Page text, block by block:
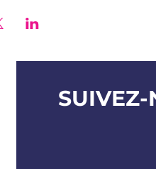
SUIVEZ-